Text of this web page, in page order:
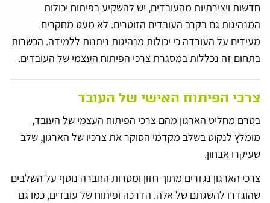
חדשות ויצירתיות מהעובדים, יש להשקיע בפיתוח יכולות
המנהיגות גם בקרב העובדים הזוטרים. לא מעט מחקרים
מעידים על העובדה כי יכולות מנהיגות ניתנות ללמידה. הכשרות
בתחום זה נכללות במסגרת צרכי הפיתוח העצמי של העובדים.
צרכי הפיתוח האישי של העובד
בטרם מחליט הארגון מהם צרכי הפיתוח העצמי של העובד,
מומלץ לנקוט בשלב מקדמי הסוקר את צרכיו של הארגון, שלב
שעיקרו אבחון.
צרכי הארגון נגזרים מתוך חזון ומטרות החברה נוסף על השלבים
שהוגדרו להשגתם של אלה. הדרכה ופיתוח של עובדים, כמו גם